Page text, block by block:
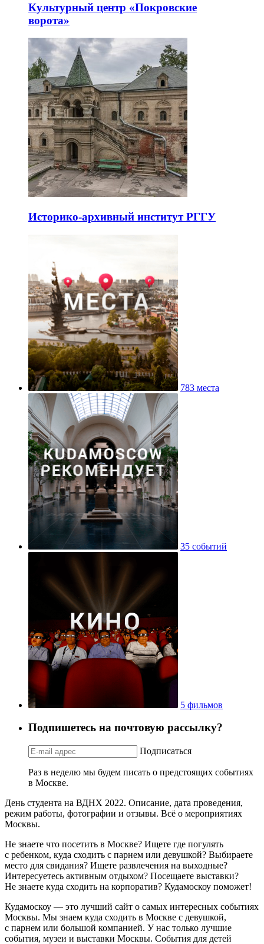
Культурный центр «Покровские
ворота»
Историко-архивный институт РГГУ
783 места
35 событий
5 фильмов
Подпишетесь на почтовую рассылку?
Подписаться
Раз в неделю мы будем писать о предстоящих событиях
в Москве.
День студента на ВДНХ 2022. Описание, дата проведения,
режим работы, фотографии и отзывы. Всё о мероприятиях
Москвы.
Не знаете что посетить в Москве? Ищете где погулять
с ребенком, куда сходить с парнем или девушкой? Выбираете
место для свидания? Ищете развлечения на выходные?
Интересуетесь активным отдыхом? Посещаете выставки?
Не знаете куда сходить на корпоратив? Кудамоскоу поможет!
Кудамоскоу — это лучший сайт о самых интересных событиях
Москвы. Мы знаем куда сходить в Москве с девушкой,
с парнем или большой компанией. У нас только лучшие
события, музеи и выставки Москвы. События для детей